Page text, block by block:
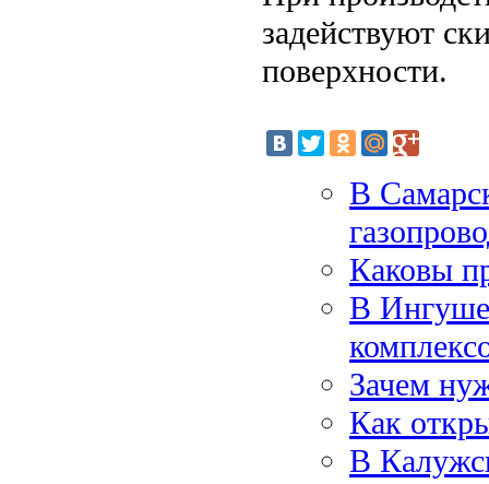
задействуют
поверхности.
В
Каковы
В
Зачем
Как
В